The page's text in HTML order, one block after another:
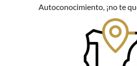
Autoconocimiento, ¡no te